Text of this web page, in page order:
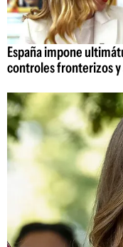
España impone
controles fronterizos y